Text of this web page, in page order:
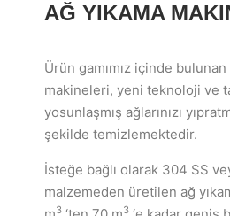
AĞ YIKAMA
Ürün gamımız içinde bulunan
makineleri, yeni teknoloji ve
yosunlaşmış ağlarınızı
şekilde temizlemektedir.
İsteğe bağlı olarak 304 SS
malzemeden üretilen ağ
3 3